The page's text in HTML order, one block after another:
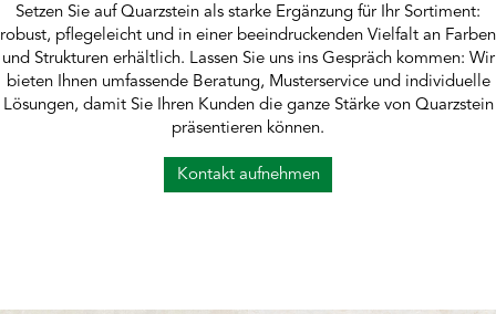
Setzen Sie auf Quarzstein als starke Ergänzung für Ihr Sortiment:
robust, pflegeleicht und in einer beeindruckenden Vielfalt an Farben
und Strukturen erhältlich. Lassen Sie uns ins Gespräch kommen: Wir
bieten Ihnen umfassende Beratung, Musterservice und individuelle
Lösungen, damit Sie Ihren Kunden die ganze Stärke von Quarzstein
präsentieren können.
Kontakt aufnehmen